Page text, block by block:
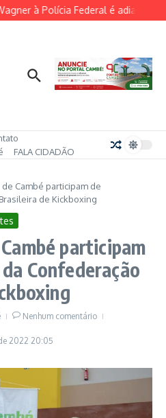
à Polícia Federal é adiado por
FALA CIDADÃO
Cambé participam de
de Kickboxing
participam
Confederação
Nenhum comentário
2022 20:05